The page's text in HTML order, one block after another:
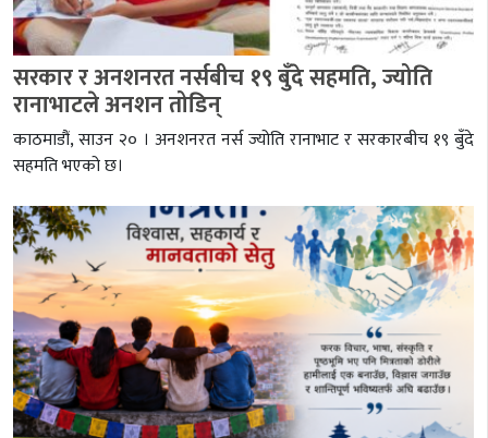
सरकार र अनशनरत नर्सबीच १९ बुँदे सहमति, ज्योति
रानाभाटले अनशन तोडिन्
काठमाडौं, साउन २० । अनशनरत नर्स ज्योति रानाभाट र सरकारबीच १९ बुँदे
सहमति भएको छ।